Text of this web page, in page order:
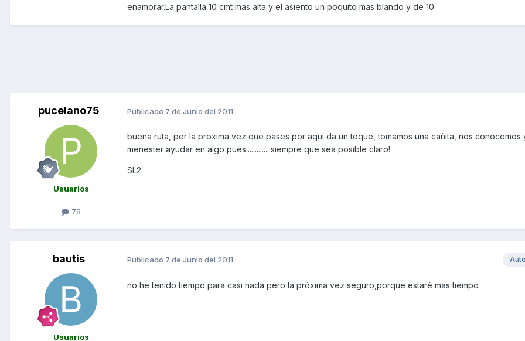
enamorar.La pantalla 10 cmt mas alta y el asiento un poquito mas blando y de 10
pucelano75
Usuarios
78
Publicado 7 de Junio del 2011
buena ruta, per la proxima vez que pases por aqui da un toque, tomamos una cañita, nos conocemos
menester ayudar en algo pues..............siempre que sea posible claro!
SL2
bautis
Usuarios
Publicado 7 de Junio del 2011
no he tenido tiempo para casi nada pero la próxima vez seguro,porque estaré mas tiempo